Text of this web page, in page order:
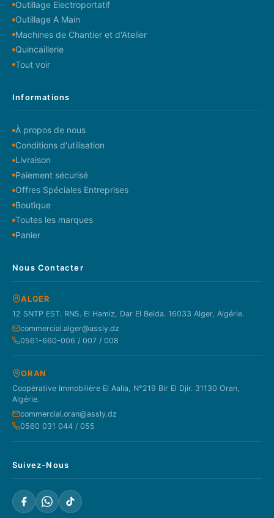
Outillage Electroportatif
Outillage A Main
Machines de Chantier et d'Atelier
Quincaillerie
Tout voir
Informations
À propos de nous
Conditions d'utilisation
Livraison
Paiement sécurisé
Offres Spéciales Entreprises
Boutique
Toutes les marques
Panier
Nous Contacter
ALGER
12 SNTP EST. RN5. El Hamiz, Dar El Beida. 16033 Alger, Algérie.
commercial.alger@assly.dz
0561-660-006 / 007 / 008
ORAN
Coopérative Immobilière El Aalia, N°219 Bir El Djir. 31130 Oran,
Algérie.
commercial.oran@assly.dz
0560 031 044 / 055
Suivez-Nous